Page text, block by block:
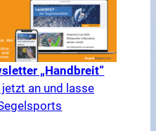
„Handbreit“
an und lasse